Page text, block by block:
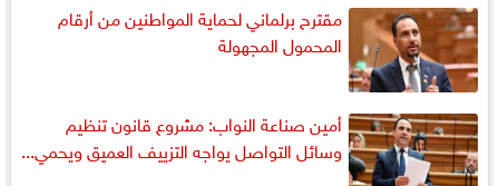
مقترح برلماني لحماية المواطنين من أرقام
المحمول المجهولة
أمين صناعة النواب: مشروع قانون تنظيم
وسائل التواصل يواجه التزييف العميق ويحمي...